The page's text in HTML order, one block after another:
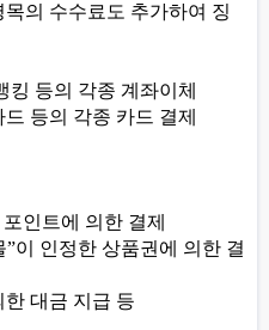
의 수수료도 추가하여 징
킹 등의 각종 계좌이체
드 등의 각종 카드 결제
인트에 의한 결제
”이 인정한 상품권에 의한 결
대금 지급 등